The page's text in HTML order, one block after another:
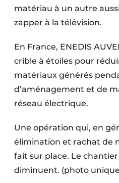
matériau à un autre
zapper à la télévision.
En France, ENEDIS
crible à étoiles pour
matériaux générés
d’aménagement et de
réseau électrique.
Une opération qui, en
élimination et rachat de
fait sur place. Le
diminuent. (photo